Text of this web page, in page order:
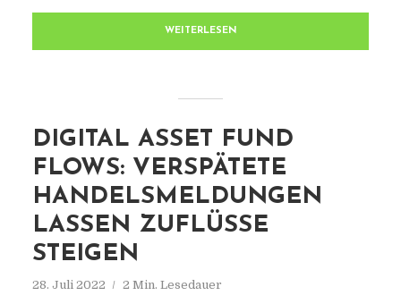
WEITERLESEN
DIGITAL ASSET FUND
FLOWS: VERSPÄTETE
HANDELSMELDUNGEN
LASSEN ZUFLÜSSE
STEIGEN
28. Juli 2022 2 Min. Lesedauer